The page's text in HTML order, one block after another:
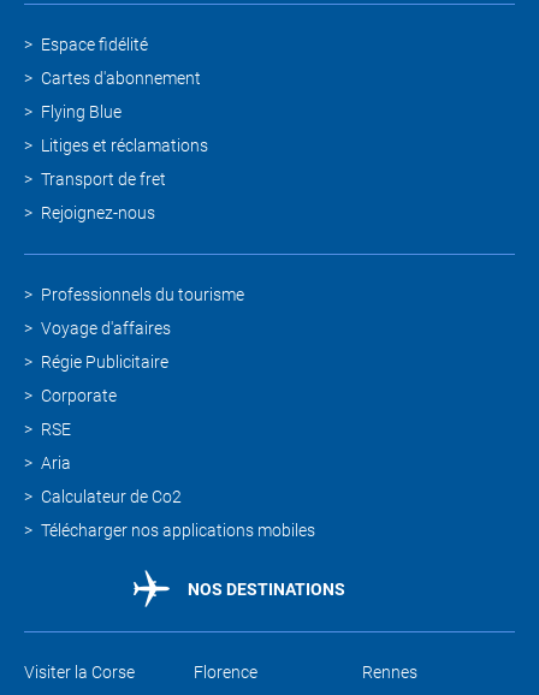
Espace fidélité
Cartes d'abonnement
Flying Blue
Litiges et réclamations
Transport de fret
Rejoignez-nous
Professionnels du tourisme
Voyage d'affaires
Régie Publicitaire
Corporate
RSE
Aria
Calculateur de Co2
Télécharger nos applications mobiles
NOS DESTINATIONS
Visiter la Corse
Florence
Rennes